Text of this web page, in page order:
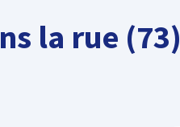
la rue (73)